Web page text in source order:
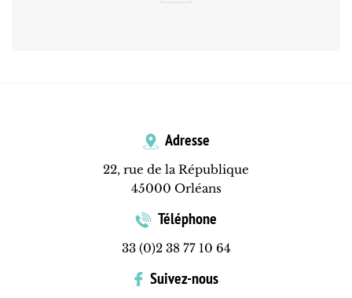
Adresse
22, rue de la République
45000 Orléans
Téléphone
33 (0)2 38 77 10 64
Suivez-nous